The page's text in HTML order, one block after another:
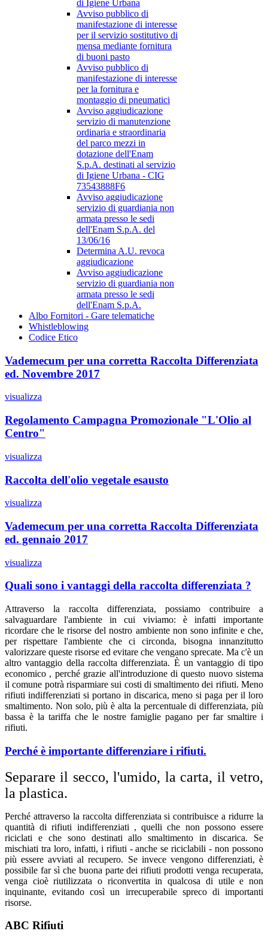
di Igiene Urbana
Avviso pubblico di
manifestazione di interesse
per il servizio sostitutivo di
mensa mediante fornitura
di buoni pasto
Avviso pubblico di
manifestazione di interesse
per la fornitura e
montaggio di pneumatici
Avviso aggiudicazione
servizio di manutenzione
ordinaria e straordinaria
del parco mezzi in
dotazione dell'Enam
S.p.A. destinati al servizio
di Igiene Urbana - CIG
73543888F6
Avviso aggiudicazione
servizio di guardiania non
armata presso le sedi
dell'Enam S.p.A. del
13/06/16
Determina A.U. revoca
aggiudicazione
Avviso aggiudicazione
servizio di guardiania non
armata presso le sedi
dell'Enam S.p.A.
Albo Fornitori - Gare telematiche
Whistleblowing
Codice Etico
Vademecum per una corretta Raccolta Differenziata
ed. Novembre 2017
visualizza
Regolamento Campagna Promozionale "L'Olio al
Centro"
visualizza
Raccolta dell'olio vegetale esausto
visualizza
Vademecum per una corretta Raccolta Differenziata
ed. gennaio 2017
visualizza
Quali sono i vantaggi della raccolta differenziata ?
Attraverso la raccolta differenziata, possiamo contribuire a
salvaguardare l'ambiente in cui viviamo: è infatti importante
ricordare che le risorse del nostro ambiente non sono infinite e che,
per rispettare l'ambiente che ci circonda, bisogna innanzitutto
valorizzare queste risorse ed evitare che vengano sprecate. Ma c'è un
altro vantaggio della raccolta differenziata. È un vantaggio di tipo
economico , perché grazie all'introduzione di questo nuovo sistema
il comune potrà risparmiare sui costi di smaltimento dei rifiuti. Meno
rifiuti indifferenziati si portano in discarica, meno si paga per il loro
smaltimento. Non solo, più è alta la percentuale di differenziata, più
bassa è la tariffa che le nostre famiglie pagano per far smaltire i
rifiuti.
Perché è importante differenziare i rifiuti.
Separare il secco, l'umido, la carta, il vetro,
la plastica.
Perché attraverso la raccolta differenziata si contribuisce a ridurre la
quantità di rifiuti indifferenziati , quelli che non possono essere
riciclati e che sono destinati allo smaltimento in discarica. Se
mischiati tra loro, infatti, i rifiuti - anche se riciclabili - non possono
più essere avviati al recupero. Se invece vengono differenziati, è
possibile far sì che buona parte dei rifiuti prodotti venga recuperata,
venga cioè riutilizzata o riconvertita in qualcosa di utile e non
inquinante, evitando così un irrecuperabile spreco di importanti
risorse.
ABC Rifiuti